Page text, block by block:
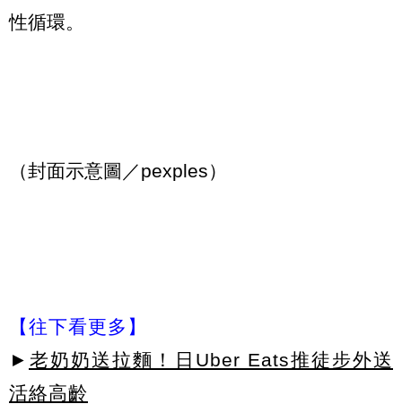
性循環。
（封面示意圖／pexples）
【往下看更多】
► 老奶奶送拉麵！日Uber Eats推徒步外送
活絡高齡